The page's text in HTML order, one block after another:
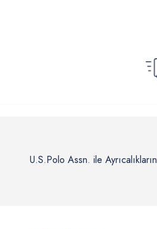
U.S.Polo Assn. ile Ayrıcalıkların